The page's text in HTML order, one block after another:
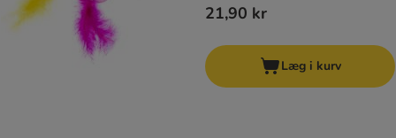
21,90 kr
Læg i kurv